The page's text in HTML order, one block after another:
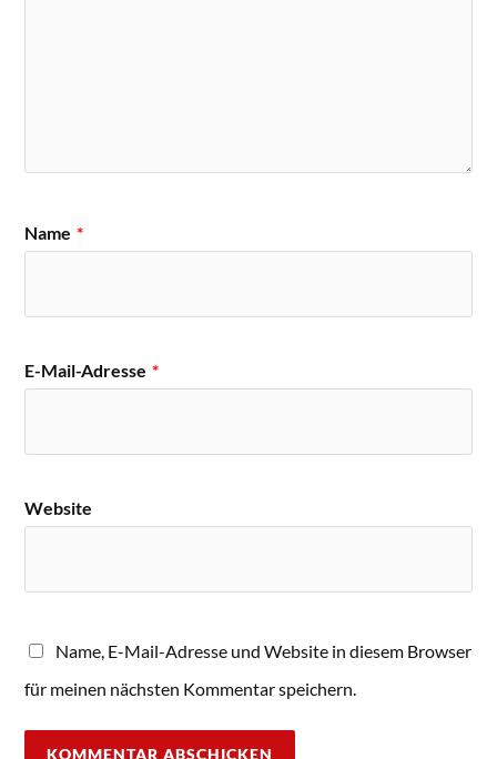
Name *
E-Mail-Adresse *
Website
Name, E-Mail-Adresse und Website in diesem Browser
für meinen nächsten Kommentar speichern.